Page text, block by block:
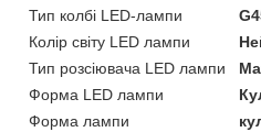
Тип колбі LED-лампи
Колір світу LED лампи
Тип розсіювача LED лампи
Форма LED лампи
Форма лампи